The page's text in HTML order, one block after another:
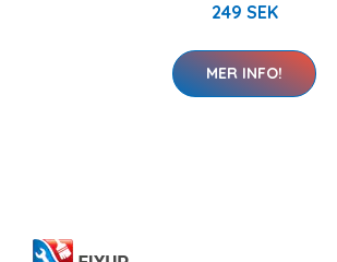
249 SEK
MER INFO!